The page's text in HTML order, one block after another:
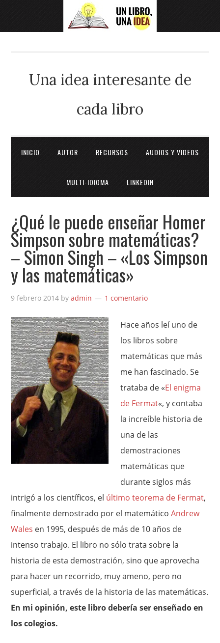
Una idea interesante de
cada libro
INICIO AUTOR RECURSOS AUDIOS Y VIDEOS
MULTI-IDIOMA LINKEDIN
¿Qué le puede enseñar Homer
Simpson sobre matemáticas?
– Simon Singh – «Los Simpson
y las matemáticas»
9 febrero 2014 byadmin 1 comentario
Hace años leí uno de
los libros sobre
matemáticas que más
me han fascinado. Se
trataba de «El enigma
de Fermat«, y contaba
la increíble historia de
una de las
demostraciones
matemáticas que
durante siglos más
intrigó a los científicos, el último teorema de Fermat,
finalmente demostrado por el matemáticoAndrew
Wales en 1995, después de más de 10 años de
intenso trabajo. El libro no sólo trata sobre la
historia de esta demostración, sino que aprovecha
para hacer un recorrido, muy ameno, pero no
superficial, a través de la historia de las matemáticas.
En mi opinión, este libro debería ser enseñado en
los colegios.